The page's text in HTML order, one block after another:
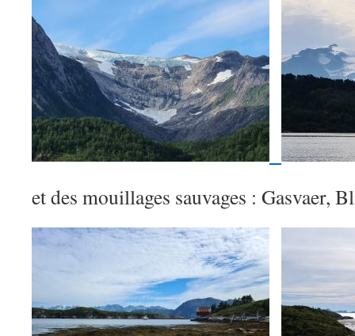
et des mouillages sauvages : Gasvaer,